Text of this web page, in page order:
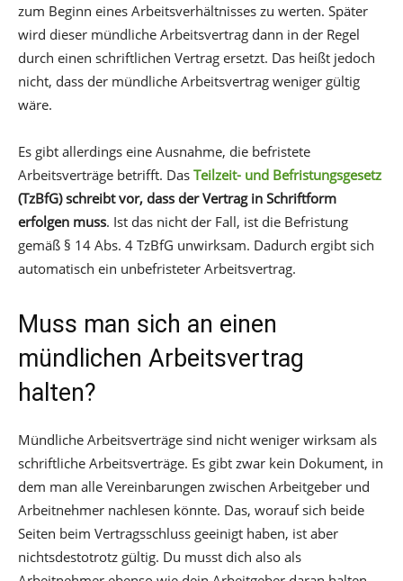
zum Beginn eines Arbeitsverhältnisses zu werten. Später
wird dieser mündliche Arbeitsvertrag dann in der Regel
durch einen schriftlichen Vertrag ersetzt. Das heißt jedoch
nicht, dass der mündliche Arbeitsvertrag weniger gültig
wäre.
Es gibt allerdings eine Ausnahme, die befristete
Arbeitsverträge betrifft. Das Teilzeit- und Befristungsgesetz
(TzBfG) schreibt vor, dass der Vertrag in Schriftform
erfolgen muss. Ist das nicht der Fall, ist die Befristung
gemäß § 14 Abs. 4 TzBfG unwirksam. Dadurch ergibt sich
automatisch ein unbefristeter Arbeitsvertrag.
Muss man sich an einen
mündlichen Arbeitsvertrag
halten?
Mündliche Arbeitsverträge sind nicht weniger wirksam als
schriftliche Arbeitsverträge. Es gibt zwar kein Dokument, in
dem man alle Vereinbarungen zwischen Arbeitgeber und
Arbeitnehmer nachlesen könnte. Das, worauf sich beide
Seiten beim Vertragsschluss geeinigt haben, ist aber
nichtsdestotrotz gültig. Du musst dich also als